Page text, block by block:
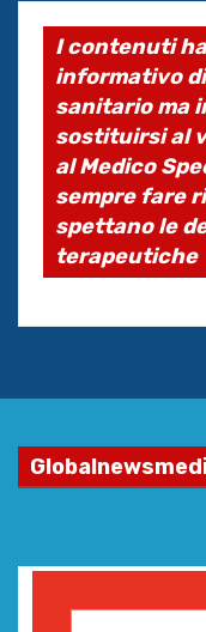
I contenuti
informativo
sanitario ma
sostituirsi al
al Medico
sempre fare
spettano le
terapeutiche